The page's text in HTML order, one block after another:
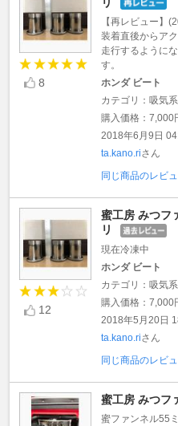
8
【再レビュー】
装着直後からア
走行するように
す。
ホンダ ビート
カテゴリ：吸気系
購入価格：7,000
2018年6月9日
ta.kano.riさん
同じ商品のレビ
12
蜜工房 みつフ
リ
現在冷凍中
ホンダ ビート
カテゴリ：吸気系
購入価格：7,000
2018年5月20日
ta.kano.riさん
同じ商品のレビ
蜜工房 みつフ
蜜ファンネル55